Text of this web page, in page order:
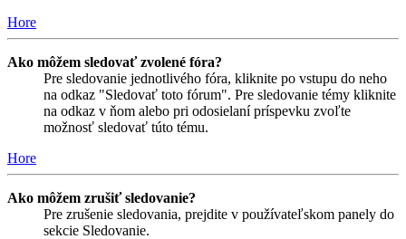
Hore
Ako môžem sledovať zvolené fóra?
Pre sledovanie jednotlivého fóra, kliknite po vstupu do neho
na odkaz "Sledovať toto fórum". Pre sledovanie témy kliknite
na odkaz v ňom alebo pri odosielaní príspevku zvoľte
možnosť sledovať túto tému.
Hore
Ako môžem zrušiť sledovanie?
Pre zrušenie sledovania, prejdite v používateľskom panely do
sekcie Sledovanie.